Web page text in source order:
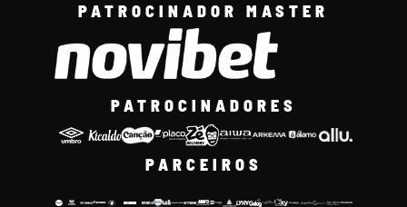
PATROCINADOR MASTER
PATROCINADORES
PARCEIROS